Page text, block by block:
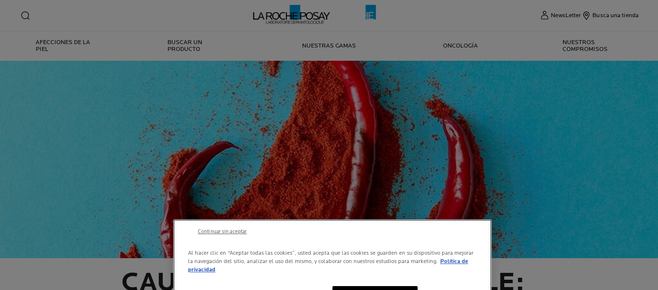
NewsLetter Busca una tienda
AFECCIONES DE LA
PIEL
BUSCAR UN
PRODUCTO
NUESTRAS GAMAS ONCOLOGÍA
NUESTROS
COMPROMISOS
CAUSAS DE LA PIEL SENSIBLE:
Al hacer clic en “Aceptar todas las cookies”, usted acepta que las cookies se guarden en su dispositivo para mejorar
la navegación del sitio, analizar el uso del mismo, y colaborar con nuestros estudios para marketing. Política de
privacidad
Continuar sin aceptar